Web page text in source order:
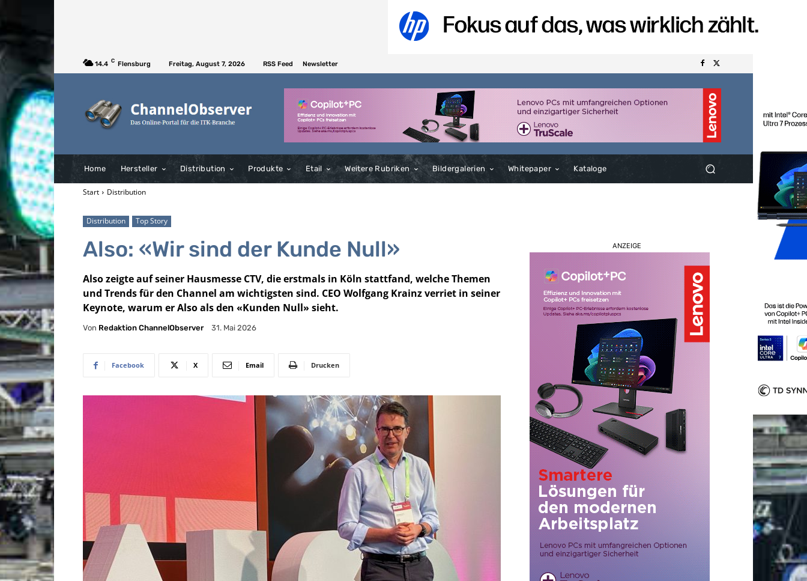
14.4 C Flensburg Freitag, August 7, 2026 RSS Feed Newsletter
Home Hersteller Distribution Produkte Etail Weitere Rubriken Bildergalerien Whitepaper Kataloge
Start Distribution
Distribution Top Story
Also: «Wir sind der Kunde Null»
Also zeigte auf seiner Hausmesse CTV, die erstmals in Köln stattfand, welche Themen
und Trends für den Channel am wichtigsten sind. CEO Wolfgang Krainz verriet in seiner
Keynote, warum er Also als den «Kunden Null» sieht.
Von Redaktion ChannelObserver 31. Mai 2026
Facebook X Email Drucken
ANZEIGE